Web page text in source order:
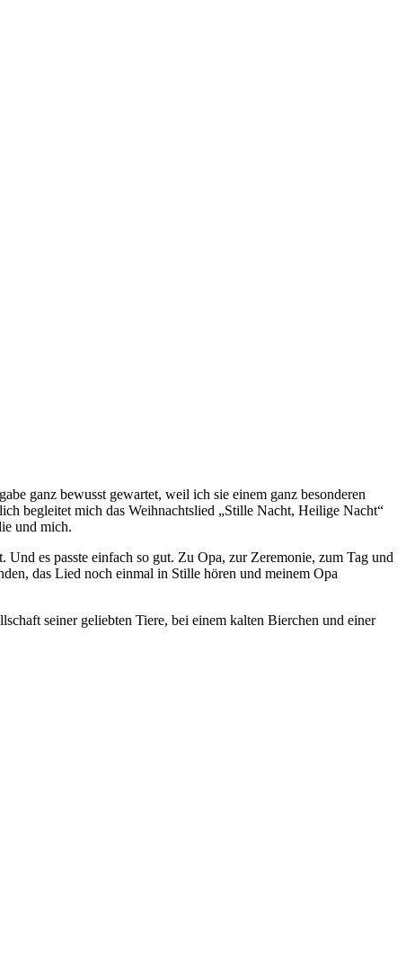
ganz bewusst gewartet, weil ich sie einem ganz besonderen
begleitet mich das Weihnachtslied „Stille Nacht, Heilige Nacht“
und mich.
es passte einfach so gut. Zu Opa, zur Zeremonie, zum Tag und
das Lied noch einmal in Stille hören und meinem Opa
seiner geliebten Tiere, bei einem kalten Bierchen und einer